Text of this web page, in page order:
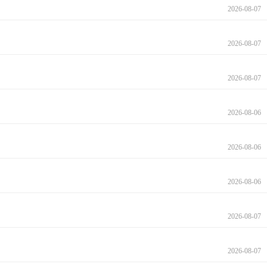
2026-08-07
2026-08-07
2026-08-07
2026-08-06
2026-08-06
2026-08-06
2026-08-07
2026-08-07